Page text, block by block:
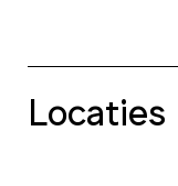
Locaties